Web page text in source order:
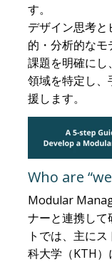
す。
デザイン思考
的・分析的な
課題を明確にし
領域を特定し、
援します。
Who are
Modular
ナーと連携して
トでは、主に
科大学（KTH）